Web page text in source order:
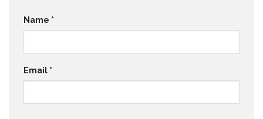
Name *
Email *